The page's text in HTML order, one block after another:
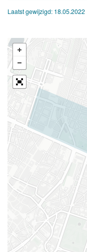
Laatst gewijzigd: 18.05.2022